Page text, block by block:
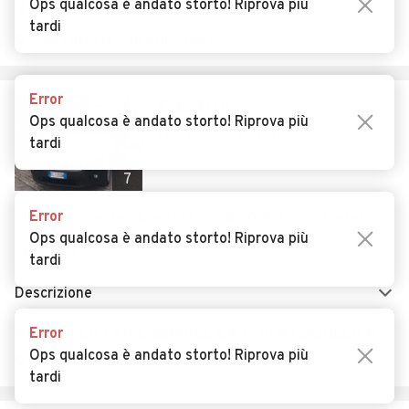
4,5 (164)
7
€ 6.300
Fiat Fiorino 1.3 mtj
Usato
Manuale
Descrizione
Sogliano Cavour (LE)
Ops qualcosa è andato storto! Riprova più
tardi
Error
Ops qualcosa è andato storto! Riprova più
tardi
Error
Ops qualcosa è andato storto! Riprova più
tardi
Error
Ops qualcosa è andato storto! Riprova più
tardi